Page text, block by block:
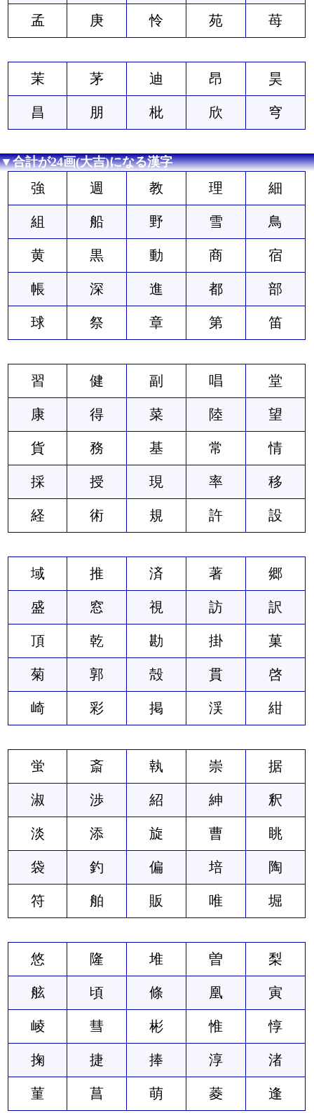
孟 庚 怜 苑 苺
茉 茅 迪 昂 昊
昌 朋 枇 欣 穹
▼合計が24画(大吉)になる漢字
強 週 教 理 細
組 船 野 雪 鳥
黄 黒 動 商 宿
帳 深 進 都 部
球 祭 章 第 笛
習 健 副 唱 堂
康 得 菜 陸 望
貨 務 基 常 情
採 授 現 率 移
経 術 規 許 設
域 推 済 著 郷
盛 窓 視 訪 訳
頂 乾 勘 掛 菓
菊 郭 殻 貫 啓
崎 彩 掲 渓 紺
蛍 斎 執 崇 据
淑 渉 紹 紳 釈
淡 添 旋 曹 眺
袋 釣 偏 培 陶
符 舶 販 唯 堀
悠 隆 堆 曽 梨
舷 頃 條 凰 寅
崚 彗 彬 惟 惇
掬 捷 捧 淳 渚
菫 菖 萌 菱 逢